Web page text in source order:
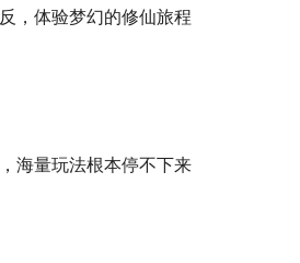
，体验梦幻的修仙旅程
海量玩法根本停不下来